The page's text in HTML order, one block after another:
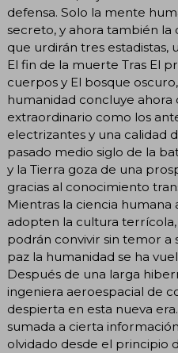
defensa. Solo la mente
secreto, y ahora también la
que urdirán tres estadistas,
El fin de la muerte Tras El
cuerpos y El bosque
humanidad concluye
extraordinario como los
electrizantes y una calidad
pasado medio siglo de la
y la Tierra goza de una
gracias al conocimiento
Mientras la ciencia humana
adopten la cultura terrícola,
podrán convivir sin temor a
paz la humanidad se ha
Después de una larga
ingeniera aeroespacial de
despierta en esta nueva
sumada a cierta
olvidado desde el principio